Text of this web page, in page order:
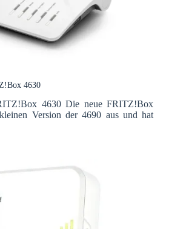
4630
4630 Die neue FRITZ!Box
Version der 4690 aus und hat